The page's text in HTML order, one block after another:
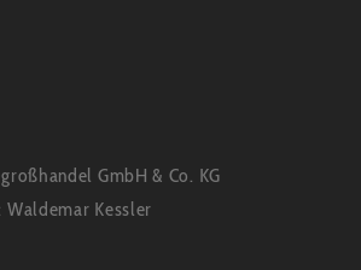
GmbH & Co. KG
Kessler